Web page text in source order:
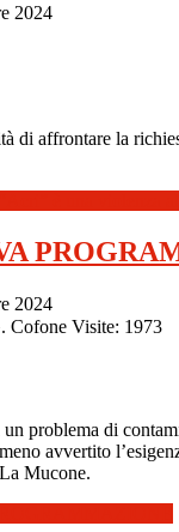
2024
di affrontare la
2024
Cofone Visite: 1973
problema di
avvertito
Mucone.